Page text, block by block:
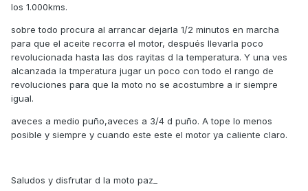
los 1.000kms.
sobre todo procura al arrancar dejarla 1/2 minutos en marcha
para que el aceite recorra el motor, después llevarla poco
revolucionada hasta las dos rayitas d la temperatura. Y una ves
alcanzada la tmperatura jugar un poco con todo el rango de
revoluciones para que la moto no se acostumbre a ir siempre
igual.
aveces a medio puño,aveces a 3/4 d puño. A tope lo menos
posible y siempre y cuando este este el motor ya caliente claro.
Saludos y disfrutar d la moto paz_